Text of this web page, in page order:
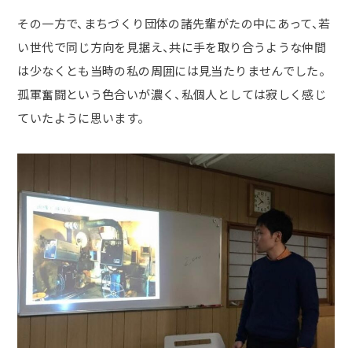
その一方で、まちづくり団体の諸先輩がたの中にあって、若
い世代で同じ方向を見据え、共に手を取り合うような仲間
は少なくとも当時の私の周囲には見当たりませんでした。
孤軍奮闘という色合いが濃く、私個人としては寂しく感じ
ていたように思います。